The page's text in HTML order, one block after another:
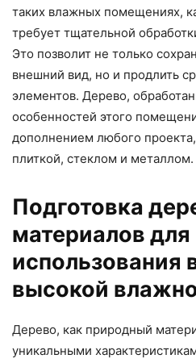
таких влажных помещениях,
требует тщательной
Это позволит не только
внешний вид, но и продлить
элементов. Дерево,
особенностей этого
дополнением любого
плиткой, стеклом и металлом.
Подготовка
материалов для
использования
высокой
Дерево, как природный
уникальными